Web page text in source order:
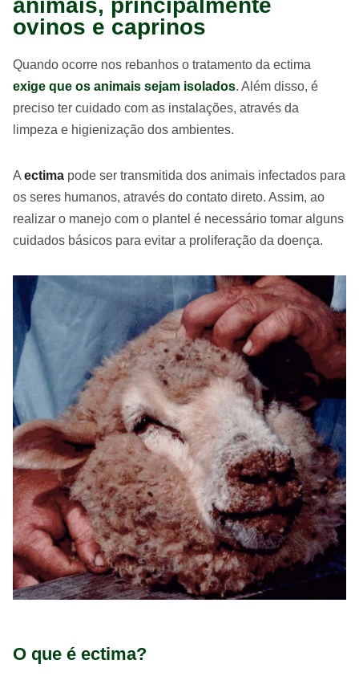
animais, principalmente
ovinos e caprinos
Quando ocorre nos rebanhos o tratamento da ectima
exige que os animais sejam isolados. Além disso, é
preciso ter cuidado com as instalações, através da
limpeza e higienização dos ambientes.
A ectima pode ser transmitida dos animais infectados para
os seres humanos, através do contato direto. Assim, ao
realizar o manejo com o plantel é necessário tomar alguns
cuidados básicos para evitar a proliferação da doença.
O que é ectima?